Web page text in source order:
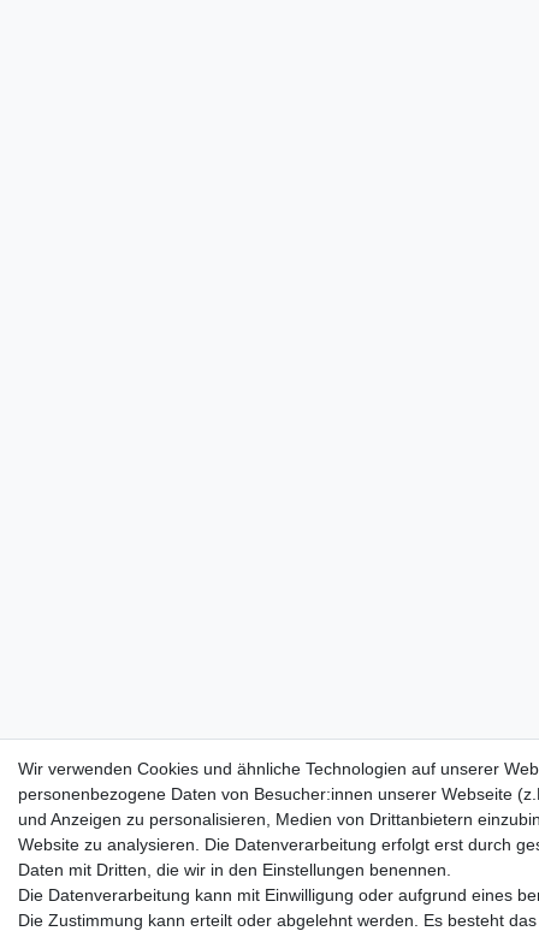
Wir verwenden Cookies und ähnliche Technologien auf unserer
personenbezogene Daten von Besucher:innen unserer Webseite
und Anzeigen zu personalisieren, Medien von Drittanbietern
Website zu analysieren. Die Datenverarbeitung erfolgt erst durch
Daten mit Dritten, die wir in den Einstellungen benennen.
Die Datenverarbeitung kann mit Einwilligung oder aufgrund eines
Die Zustimmung kann erteilt oder abgelehnt werden. Es besteht